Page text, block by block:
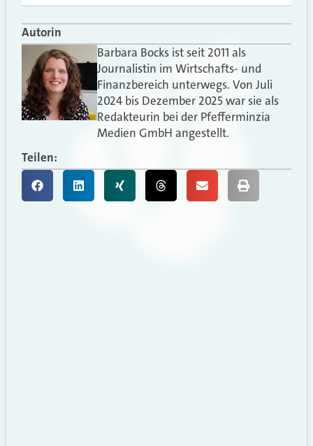
Autorin
Barbara Bocks ist seit 2011 als
Journalistin im Wirtschafts- und
Finanzbereich unterwegs. Von Juli
2024 bis Dezember 2025 war sie als
Redakteurin bei der Pfefferminzia
Medien GmbH angestellt.
Teilen: